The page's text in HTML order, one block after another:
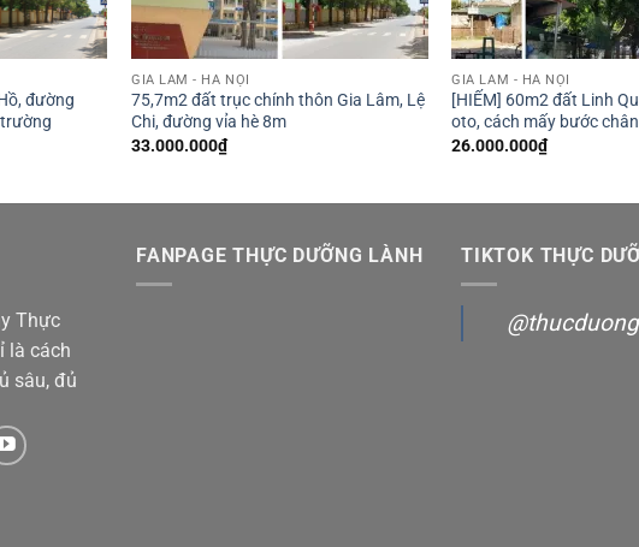
đường
GIA LÂM - HÀ NỘI
75,7m2 đất trục chính thôn Gia Lâm, Lệ
Chi, đường vỉa hè 8m
33.000.000₫
GIA LÂM - HÀ NỘI
[HIẾM] 60m2 đất Linh
oto, cách mấy bước
26.000.000₫
Thực
là cách
sâu, đủ
FANPAGE THỰC DƯỠNG LÀNH TIKTOK THỰC